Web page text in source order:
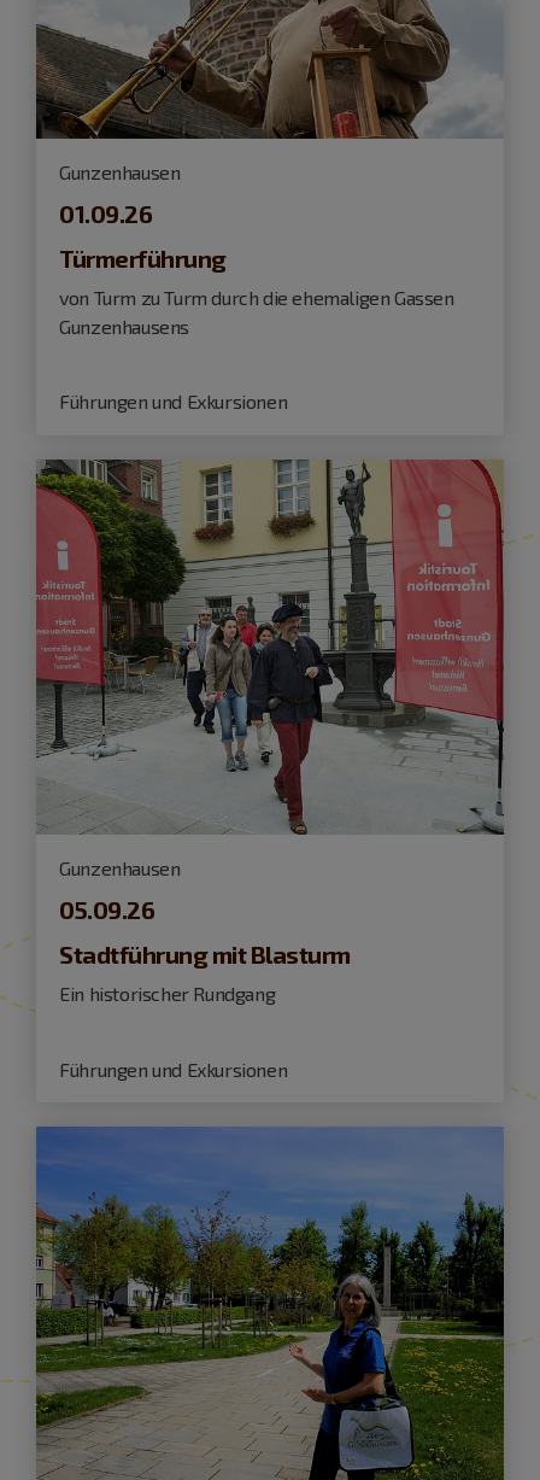
Gunzenhausen
01.09.26
Türmerführung
von Turm zu Turm durch die ehemaligen Gassen
Gunzenhausens
Führungen und Exkursionen
Gunzenhausen
05.09.26
Stadtführung mit Blasturm
Ein historischer Rundgang
Führungen und Exkursionen